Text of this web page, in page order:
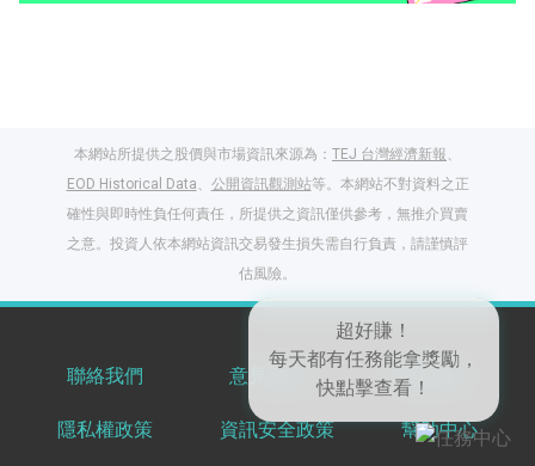
本網站所提供之股價與市場資訊來源為： TEJ 台灣經濟新報
EOD Historical Data
公開資訊觀測站等。本網站不對資料之正
確性與即時性負任何責任，所提供之資訊僅供參考，無推介買賣
之意。投資人依本網站資訊交易發生損失需自行負責，請謹慎評
估風險。
聯絡我們 意見反饋 服務條款
隱私權政策 資訊安全政策 幫助中心
超好賺！
每天都有任務能拿獎勵，
快點擊查看！
登入股感會員，閱讀
任一文章
出國就缺這咖？股